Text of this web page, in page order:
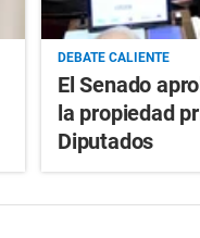
DEBATE CALIENTE
El Senado
la propiedad
Diputados